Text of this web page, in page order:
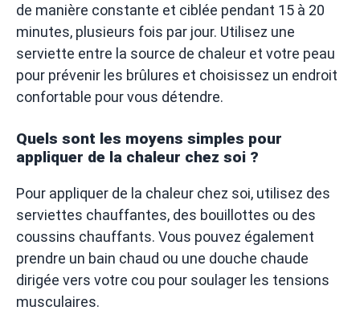
de manière constante et ciblée pendant 15 à 20
minutes, plusieurs fois par jour. Utilisez une
serviette entre la source de chaleur et votre peau
pour prévenir les brûlures et choisissez un endroit
confortable pour vous détendre.
Quels sont les moyens simples pour
appliquer de la chaleur chez soi ?
Pour appliquer de la chaleur chez soi, utilisez des
serviettes chauffantes, des bouillottes ou des
coussins chauffants. Vous pouvez également
prendre un bain chaud ou une douche chaude
dirigée vers votre cou pour soulager les tensions
musculaires.